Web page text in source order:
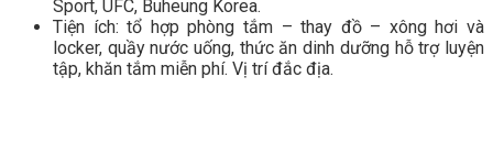
Sport, UFC, Buheung Korea.
Tiện ích: tổ hợp phòng tắm – thay đồ – xông hơi và
locker, quầy nước uống, thức ăn dinh dưỡng hỗ trợ luyện
tập, khăn tắm miễn phí. Vị trí đắc địa.